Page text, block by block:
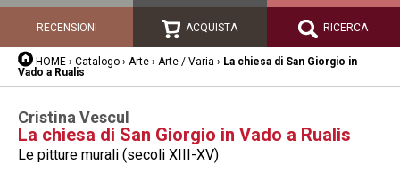
RECENSIONI ACQUISTA RICERCA
HOME › Catalogo › Arte › Arte / Varia › La chiesa di San Giorgio in
Vado a Rualis
Cristina Vescul
La chiesa di San Giorgio in Vado a Rualis
Le pitture murali (secoli XIII-XV)